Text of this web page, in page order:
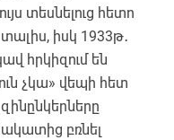
տեսնելուց հետո
իսկ 1933թ․
հրկիզում են
չկա» վեպի հետ
բռնել